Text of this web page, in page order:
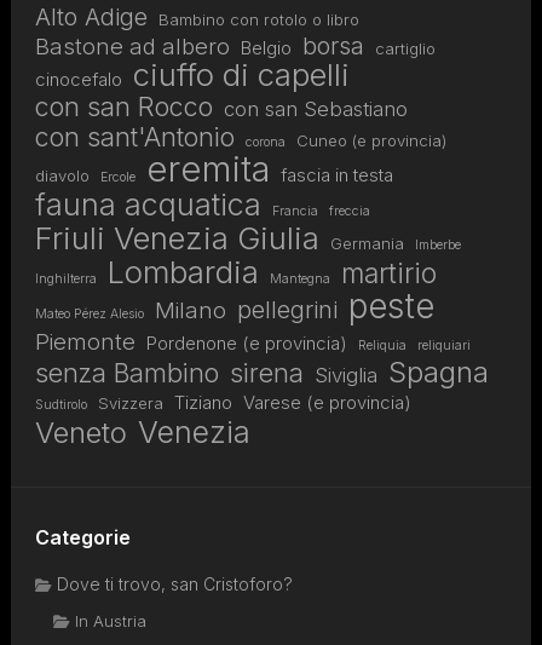
Alto Adige Bambino con rotolo o libro
Bastone ad albero Belgio borsa cartiglio
cinocefalo ciuffo di capelli
con san Rocco con san Sebastiano
con sant'Antonio corona
Cuneo (e provincia)
diavolo
Ercole eremita fascia in testa
fauna acquatica Francia freccia
Friuli Venezia Giulia Germania Imberbe
Inghilterra Lombardia Mantegna martirio
Mateo Pérez Alesio Milano pellegrini peste
Piemonte Pordenone (e provincia) Reliquia reliquiari
senza Bambino sirena Siviglia Spagna
Sudtirolo Svizzera Tiziano Varese (e provincia)
Veneto Venezia
Categorie
Dove ti trovo, san Cristoforo?
In Austria